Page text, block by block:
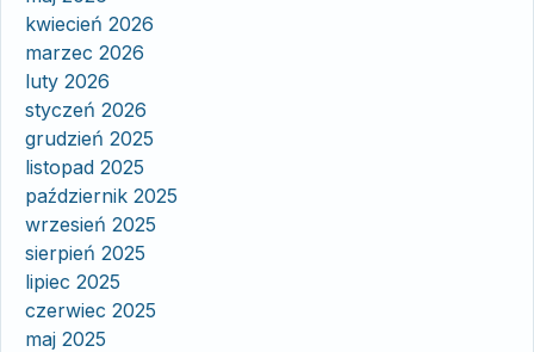
kwiecień 2026
marzec 2026
luty 2026
styczeń 2026
grudzień 2025
listopad 2025
październik 2025
wrzesień 2025
sierpień 2025
lipiec 2025
czerwiec 2025
maj 2025